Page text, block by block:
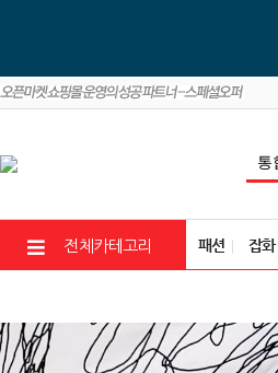
전체카테고리 패션 잡화